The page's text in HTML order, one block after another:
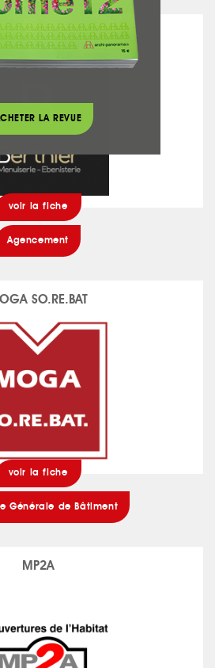
BERTHIER
voir la fiche
Agencement
SO.RE.BAT
voir la fiche
Générale de Bâtiment
MP2A
LA REVUE